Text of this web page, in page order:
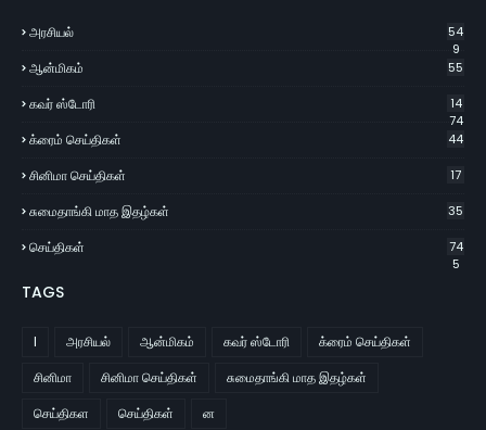
அரசியல்
54
9
ஆன்மிகம் 55
கவர் ஸ்டோரி
14
74
க்ரைம் செய்திகள் 44
சினிமா செய்திகள் 17
சுமைதாங்கி மாத இதழ்கள் 35
செய்திகள்
74
5
TAGS
l அரசியல் ஆன்மிகம் கவர் ஸ்டோரி
க்ரைம் செய்திகள்
சினிமா
சினிமா செய்திகள்
சுமைதாங்கி மாத இதழ்கள்
செய்திகள
செய்திகள் ன